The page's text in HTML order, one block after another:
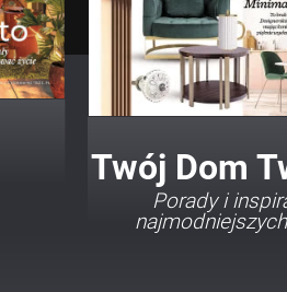
Twój Dom
Porady i